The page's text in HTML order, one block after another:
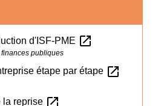
d'ISF-PME open_in_new
publiques
étape par étape open_in_new
la reprise open_in_new